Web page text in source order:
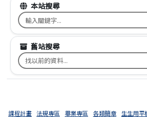
本站搜尋
搜尋台南市文元國小全球資訊網關鍵字
舊站搜尋
搜尋台南市文元國小舊校網關鍵字
課程計畫 法規專區 畢業專區 各類簡章 生生用平